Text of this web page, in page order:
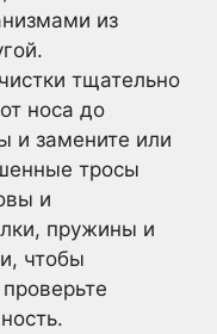
из
тщательно
носа до
и замените или
тросы
и
пружины и
чтобы